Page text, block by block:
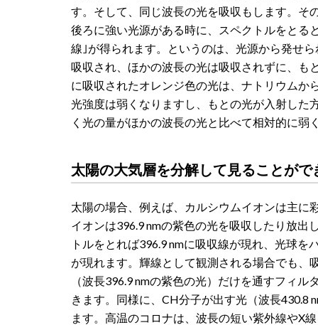
す。そして、同じ波長の光を吸収もします。そ
後ろに強い光源がある時に、スペクトルをとる
線｣が得られます。というのは、光源から発せ
吸収され、ほかの波長の光は吸収されずに、も
に吸収されたオレンジ色の光は、ナトリウムか
光強度は弱くなりますし、もとの光が入射した
く光の量がほかの波長の光と比べて相対的に弱
太陽の大気層を分解して見ることがで
太陽の場合、例えば、カルシウムイオンは主に
イオンは396.9 nmの紫色の光を吸収したり放
トルをとれば396.9 nmに吸収線が現れ、光球
が現れます。輝線として観測される場合でも、
（波長396.9 nmの紫色の光）だけを通すフィ
きます。同様に、CH分子が出す光（波長430.8
ます。高温のコロナは、波長の短い紫外線やX